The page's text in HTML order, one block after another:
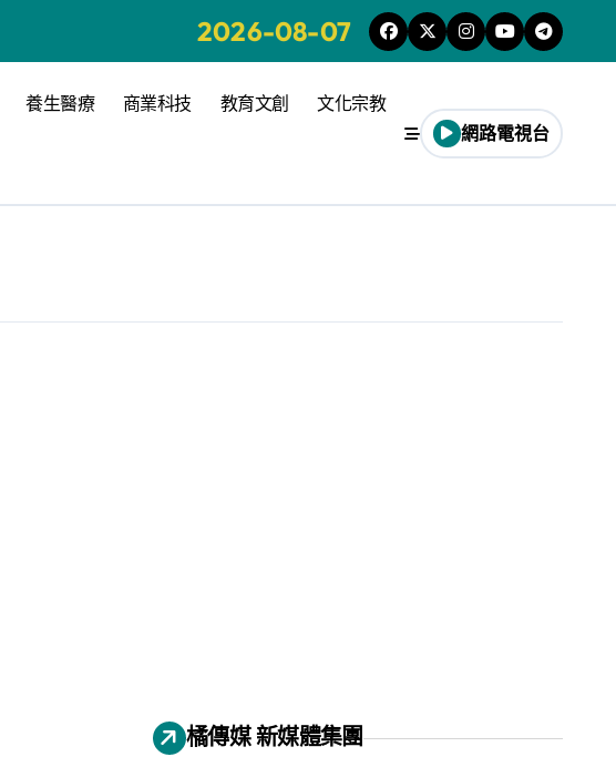
2026-08-07
養生醫療 商業科技 教育文創 文化宗教
網路電視台
橘傳媒 新媒體集團